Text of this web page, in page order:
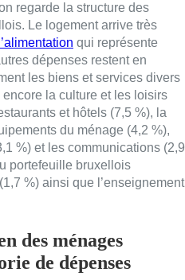
regarde la structure des
Le logement arrive très
l’alimentation qui représente
dépenses restent en
les biens et services divers
la culture et les loisirs
et hôtels (7,5 %), la
du ménage (4,2 %),
%) et les communications (2,9
portefeuille bruxellois
%) ainsi que l’enseignement